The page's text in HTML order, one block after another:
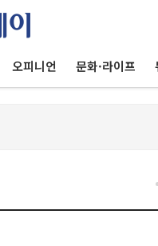
오피니언 문화·라이프